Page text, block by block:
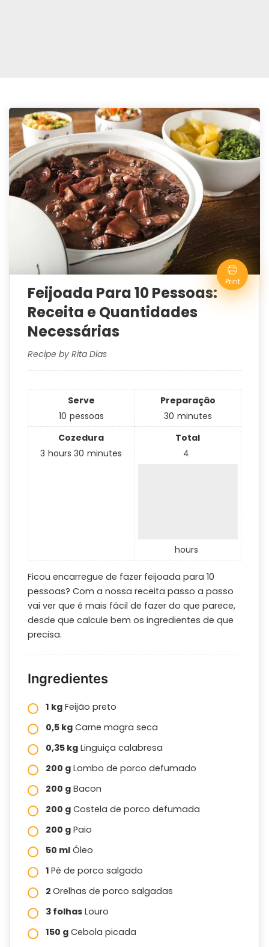
Print
Feijoada Para 10 Pessoas:
Receita e Quantidades
Necessárias
Recipe by Rita Dias
Serve
10 pessoas
Preparação
30 minutes
Cozedura
3 hours30 minutes
Total
4
hours
Ficou encarregue de fazer feijoada para 10
pessoas? Com a nossa receita passo a passo
vai ver que é mais fácil de fazer do que parece,
desde que calcule bem os ingredientes de que
precisa.
Ingredientes
1 kg Feijão preto
0,5 kg Carne magra seca
0,35 kg Linguiça calabresa
200 g Lombo de porco defumado
200 g Bacon
200 g Costela de porco defumada
200 g Paio
50 ml Óleo
1 Pé de porco salgado
2 Orelhas de porco salgadas
3 folhas Louro
150 g Cebola picada